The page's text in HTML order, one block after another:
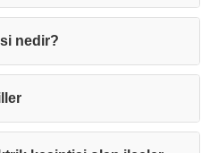
nedir?
ulaştırıldı. En kısa